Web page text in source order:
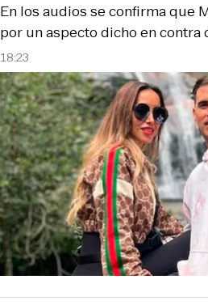
18:23
En los audios se confirma que
por un aspecto dicho en contra